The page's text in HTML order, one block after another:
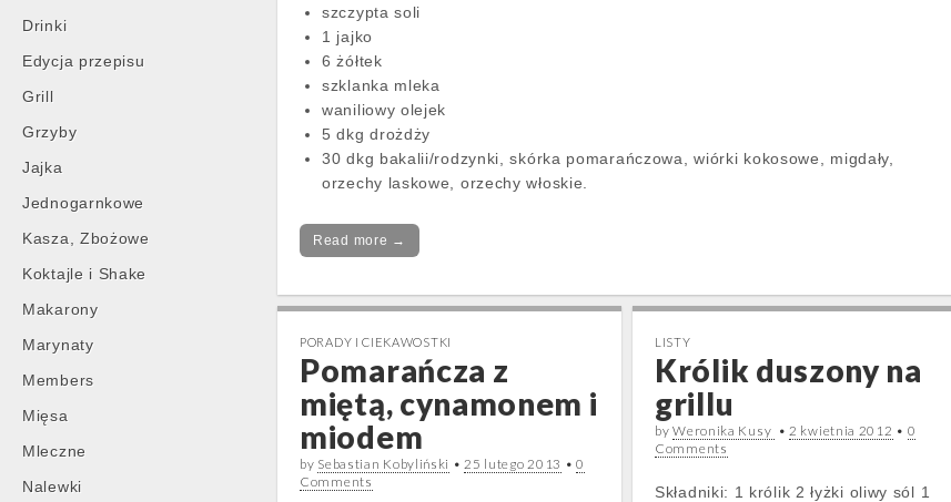
Drinki
Edycja przepisu
Grill
Grzyby
Jajka
Jednogarnkowe
Kasza, Zbożowe
Koktajle i Shake
Makarony
Marynaty
Members
Mięsa
Mleczne
Nalewki
szczypta soli
1 jajko
6 żółtek
szklanka mleka
waniliowy olejek
5 dkg drożdży
30 dkg bakalii/rodzynki, skórka pomarańczowa, wiórki kokosowe, migdały,
orzechy laskowe, orzechy włoskie.
Read more →
PORADY I CIEKAWOSTKI
Pomarańcza z
miętą, cynamonem i
miodem
by Sebastian Kobyliński •25 lutego 2013 •0
Comments
LISTY
Królik duszony na
grillu
byWeronika Kusy •2 kwietnia 2012 • 0
Comments
Składniki: 1 królik 2 łyżki oliwy sól 1